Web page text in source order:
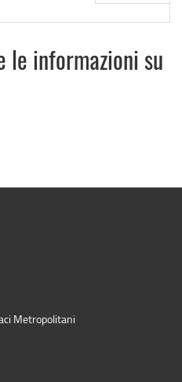
le informazioni su
Metropolitani